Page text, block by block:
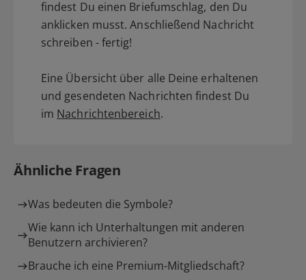
findest Du einen Briefumschlag, den Du
anklicken musst. Anschließend Nachricht
schreiben - fertig!
Eine Übersicht über alle Deine erhaltenen
und gesendeten Nachrichten findest Du
im Nachrichtenbereich.
Ähnliche Fragen
Was bedeuten die Symbole?
Wie kann ich Unterhaltungen mit anderen
Benutzern archivieren?
Brauche ich eine Premium-Mitgliedschaft?